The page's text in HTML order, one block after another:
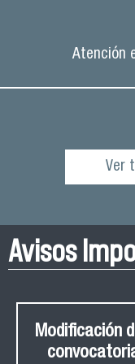
Atención
Ver
Avisos
Modificación